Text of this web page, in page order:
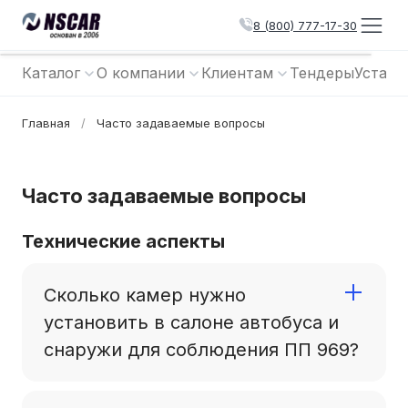
8 (800) 777-17-30
Каталог О компании Клиентам Тендеры
Главная / Часто задаваемые вопросы
Часто задаваемые вопросы
Технические аспекты
Сколько камер нужно
установить в салоне автобуса и
снаружи для соблюдения ПП 969?